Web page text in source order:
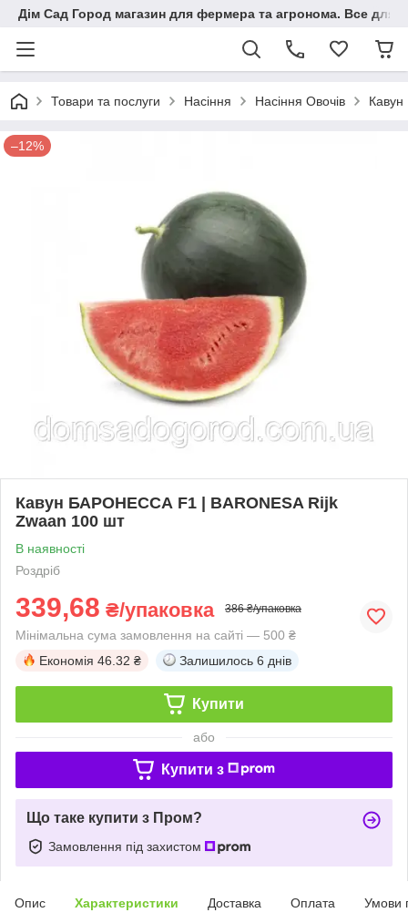
Дім Сад Город магазин для фермера та агронома. Все для
Товари та послуги Насіння Насіння Овочів
–12%
Кавун БАРОНЕССА F1 | BARONESA Rijk
Zwaan 100 шт
В наявності
Роздріб
339,68 ₴/упаковка 386 ₴/упаковка
Мінімальна сума замовлення на сайті — 500 ₴
Економія 46.32 ₴ Залишилось 6 днів
Купити
або
Купити з
Що таке купити з Пром?
Замовлення під захистом
Опис Характеристики Доставка Оплата Умови